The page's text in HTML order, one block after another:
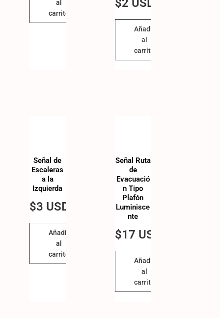
al
carrito
$2 USD
Añadir
al
carrito
Señal de
Escaleras
a la
Izquierda
$3 USD
Añadir
al
carrito
Señal Ruta
de
Evacuació
n Tipo
Plafón
Luminisce
nte
$17 USD
Añadir
al
carrito